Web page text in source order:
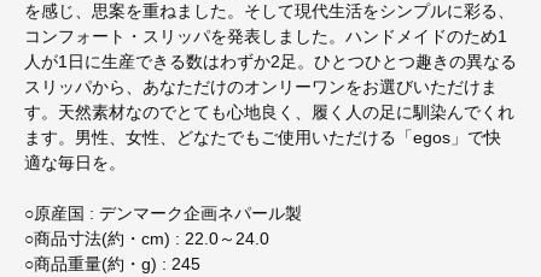
を感じ、思案を重ねました。そして現代生活をシンプルに彩る、
コンフォート・スリッパを発表しました。ハンドメイドのため1
人が1日に生産できる数はわずか2足。ひとつひとつ趣きの異なる
スリッパから、あなただけのオンリーワンをお選びいただけま
す。天然素材なのでとても心地良く、履く人の足に馴染んでくれ
ます。男性、女性、どなたでもご使用いただける「egos」で快
適な毎日を。
○原産国 : デンマーク企画ネパール製
○商品寸法(約・cm) : 22.0～24.0
○商品重量(約・g) : 245